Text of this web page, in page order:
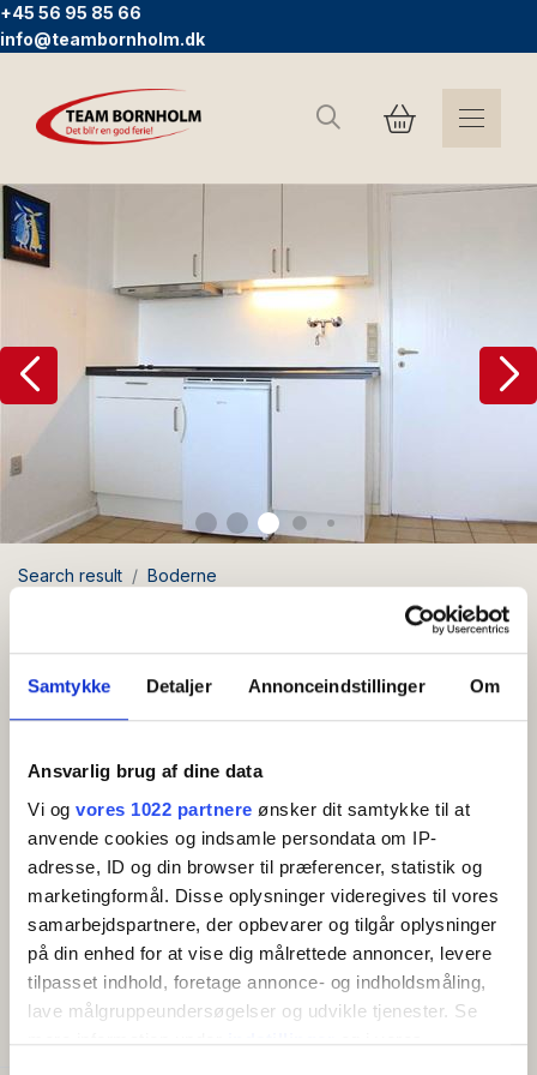
Samtykke Detaljer Annonceindstillinger Om
Ansvarlig brug af dine data
Vi og vores 1022 partnere ønsker dit samtykke til at
anvende cookies og indsamle persondata om IP-
adresse, ID og din browser til præferencer, statistik og
marketingformål. Disse oplysninger videregives til vores
samarbejdspartnere, der opbevarer og tilgår oplysninger
på din enhed for at vise dig målrettede annoncer, levere
tilpasset indhold, foretage annonce- og indholdsmåling,
lave målgruppeundersøgelser og udvikle tjenester. Se
mere information underindstillingerog i vores
+45 56 95 85 66
info@teambornholm.dk
Search
Search result
Boderne
Holiday apartment for 2 persons with panoramic view
Holiday apartment for 2 persons
with panoramic view
Area: Boderne
Free Wi-Fi
Holiday apartment for 2 people with beautiful
panoramic sea view from the terrace.
Apartment on the ground floor: Entrance hall with
entrance to bathroom and combined living room and
small kitchen with coffee machine, electric kettle and
Show more
AMENITIES